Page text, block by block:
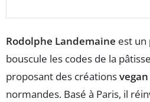
Rodolphe Landemaine est un
bouscule les codes de la
proposant des créationsvegan
normandes. Basé à Paris, il